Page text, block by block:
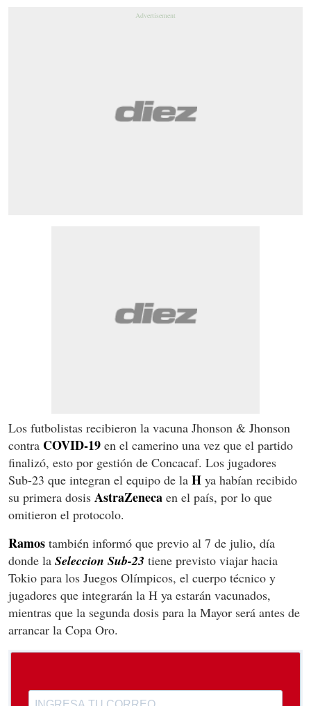
Los futbolistas recibieron la vacuna Jhonson & Jhonson
contra COVID-19 en el camerino una vez que el partido
finalizó, esto por gestión de Concacaf. Los jugadores
Sub-23 que integran el equipo de la H ya habían recibido
su primera dosis AstraZeneca en el país, por lo que
omitieron el protocolo.
Ramos también informó que previo al 7 de julio, día
donde la Seleccion Sub-23 tiene previsto viajar hacia
Tokio para los Juegos Olímpicos, el cuerpo técnico y
jugadores que integrarán la H ya estarán vacunados,
mientras que la segunda dosis para la Mayor será antes de
arrancar la Copa Oro.